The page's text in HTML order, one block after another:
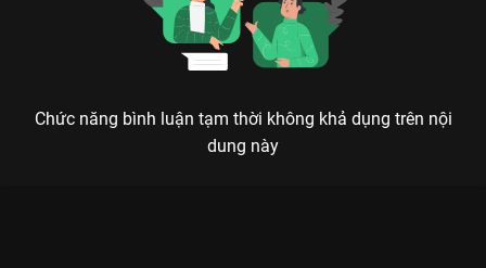
Chức năng bình luận tạm thời không khả dụng trên nội
dung này